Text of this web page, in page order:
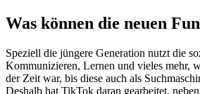
Was können die neuen
Speziell die jüngere Generation nutzt die
Kommunizieren, Lernen und vieles mehr,
der Zeit war, bis diese auch als
Deshalb hat TikTok daran gearbeitet,